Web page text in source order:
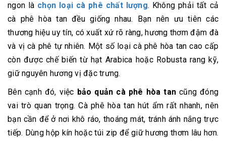
ngon là chọn loại cà phê chất lượng. Không phải tất cả
cà phê hòa tan đều giống nhau. Bạn nên ưu tiên các
thương hiệu uy tín, có xuất xứ rõ ràng, hương thơm đậm đà
và vị cà phê tự nhiên. Một số loại cà phê hòa tan cao cấp
còn được chế biến từ hạt Arabica hoặc Robusta rang kỹ,
giữ nguyên hương vị đặc trưng.
Bên cạnh đó, việc bảo quản cà phê hòa tan cũng đóng
vai trò quan trọng. Cà phê hòa tan hút ẩm rất nhanh, nên
bạn cần để ở nơi khô ráo, thoáng mát, tránh ánh nắng trực
tiếp. Dùng hộp kín hoặc túi zip để giữ hương thơm lâu hơn.